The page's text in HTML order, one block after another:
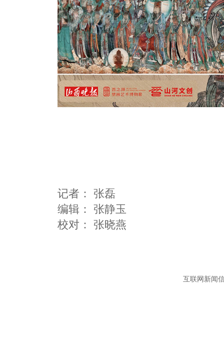
记者： 张磊
编辑： 张静玉
互联网新闻